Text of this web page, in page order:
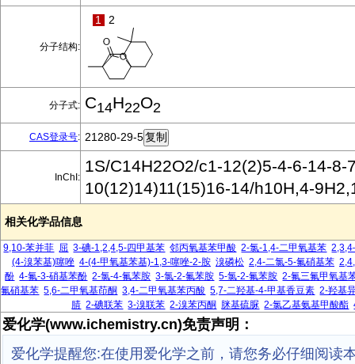
分子结构:
1 2
分子式: C14H22O2
CAS登录号: 21280-29-5
InChI:
1S/C14H22O2/c1-12(2)5-4-6-14-8-
10(12)14)11(15)16-14/h10H,4-
相关化学品信息
9,10-苯并菲 屈 3-碘-1,2,4,5-四甲基苯 邻丙氧基苯甲酸 2-氯-1,4-二甲氧基苯
(4-溴苯基)噻唑 4-(4-甲氧基苯基)-1,3-噻唑-2-胺 溴磷松 2,4-二氯-5-氟硝基苯
酚 4-氟-3-硝基苯酚 2-氯-4-氟苯胺 3-氯-2-氟苯胺 5-氯-2-氟苯胺 2-氟三氟甲氧基
氟硝基苯 5,6-二甲氧基茚酮 3,4-二甲氧基苯丙酸 5,7-二羟基-4-甲基香豆素 2-羟基
腈 2-碘联苯 3-溴联苯 2-溴苯丙酮 脒基硫脲 2-氯乙基氨基甲酸酯
爱化学(www.ichemistry.cn)免责声明：
爱化学提醒您:在使用爱化学之前，请您务必仔细阅读